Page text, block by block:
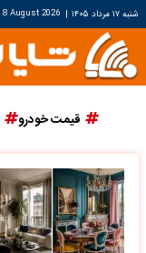
شنبه ۱۷ مرداد ۱۴۰۵ |
8 August 2026
قیمت خودرو